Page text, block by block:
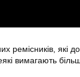
ремісників, які
вимагають